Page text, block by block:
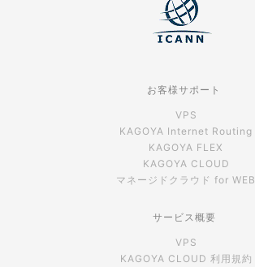
お客様サポート
VPS
KAGOYA Internet Routing
KAGOYA FLEX
KAGOYA CLOUD
マネージドクラウド for WEB
サービス概要
VPS
KAGOYA CLOUD 利用規約